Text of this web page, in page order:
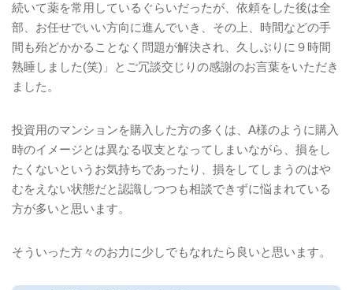
続いて薬を常用しているぐらいだったが、依頼をした後は全
部、お任せでいい方向に進んでいき、その上、時間などの手
間も殆どかかることなく問題が解決され、久しぶりに９時間
熟睡しました(笑) 」とご冗談交じりの感謝のお言葉をいただき
ました。
投資用のマンションを購入した方の多くは、 A様のように購入
時のイメージとは異なる収支となってしまいながら、損をし
たくないというお気持ちであったり、損をしてしまうのはや
むをえない状態だと認識しつつも相談できずに悩まれている
方が多いと思います。
そういった方々のお力に少しでもなれたら良いと思います。